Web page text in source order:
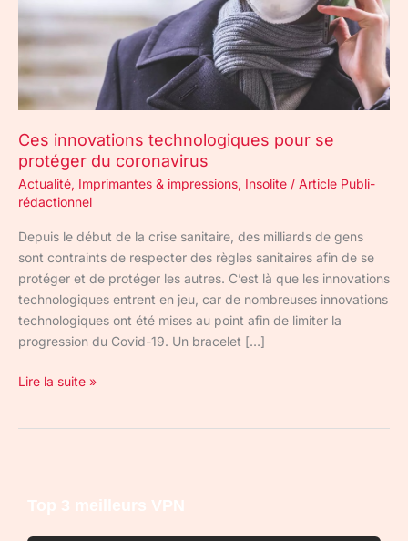
Ces innovations technologiques pour se
protéger du coronavirus
Actualité, Imprimantes & impressions, Insolite / Article Publi-
rédactionnel
Depuis le début de la crise sanitaire, des milliards de gens
sont contraints de respecter des règles sanitaires afin de se
protéger et de protéger les autres. C’est là que les innovations
technologiques entrent en jeu, car de nombreuses innovations
technologiques ont été mises au point afin de limiter la
progression du Covid-19. Un bracelet […]
Lire la suite »
Top 3 meilleurs VPN